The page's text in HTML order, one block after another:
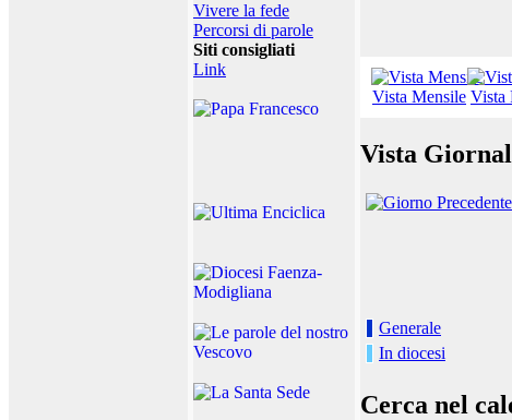
Vivere la fede
Percorsi di parole
Siti consigliati
Link
Vista Mensile Vista
Vista
Generale
In diocesi
Cerca nel